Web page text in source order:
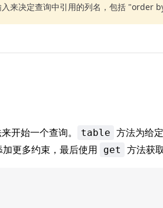
来决定查询中引用的列名，包括 "order
开始一个查询。 table 方法为给
更多约束，最后使用
get 方法获